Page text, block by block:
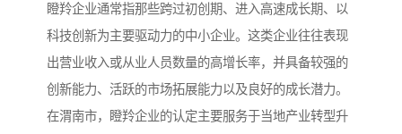
瞪羚企业通常指那些跨过初创期、进入高速成长期、以
科技创新为主要驱动力的中小企业。这类企业往往表现
出营业收入或从业人员数量的高增长率，并具备较强的
创新能力、活跃的市场拓展能力以及良好的成长潜力。
在渭南市，瞪羚企业的认定主要服务于当地产业转型升